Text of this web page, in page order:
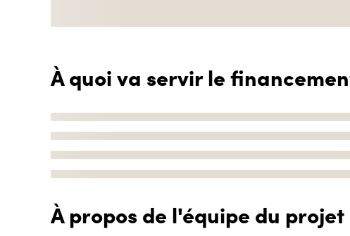
À quoi va servir le
À propos de l'équipe du projet